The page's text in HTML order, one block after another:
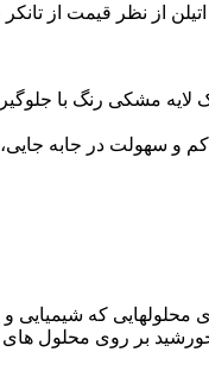
از نظر قیمت از
مشکی رنگ با
و سهولت در جابه
محلولهایی که شیمیایی و
بر روی محلول های